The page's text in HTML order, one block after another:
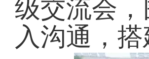
级交流会
入沟通，